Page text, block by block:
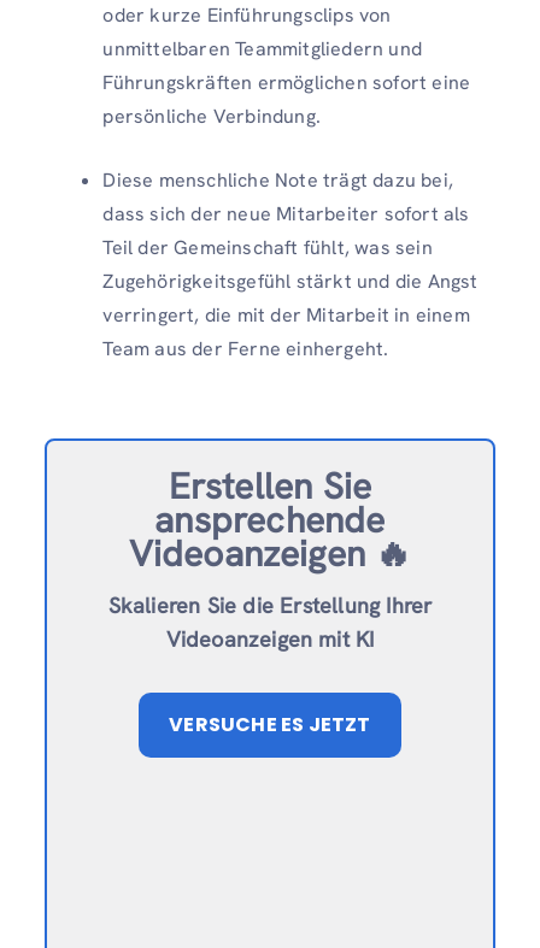
oder kurze Einführungsclips von
unmittelbaren Teammitgliedern und
Führungskräften ermöglichen sofort eine
persönliche Verbindung.
Diese menschliche Note trägt dazu bei,
dass sich der neue Mitarbeiter sofort als
Teil der Gemeinschaft fühlt, was sein
Zugehörigkeitsgefühl stärkt und die Angst
verringert, die mit der Mitarbeit in einem
Team aus der Ferne einhergeht.
Erstellen Sie
ansprechende
Videoanzeigen 🔥
Skalieren Sie die Erstellung Ihrer
Videoanzeigen mit KI
VERSUCHE ES JETZT